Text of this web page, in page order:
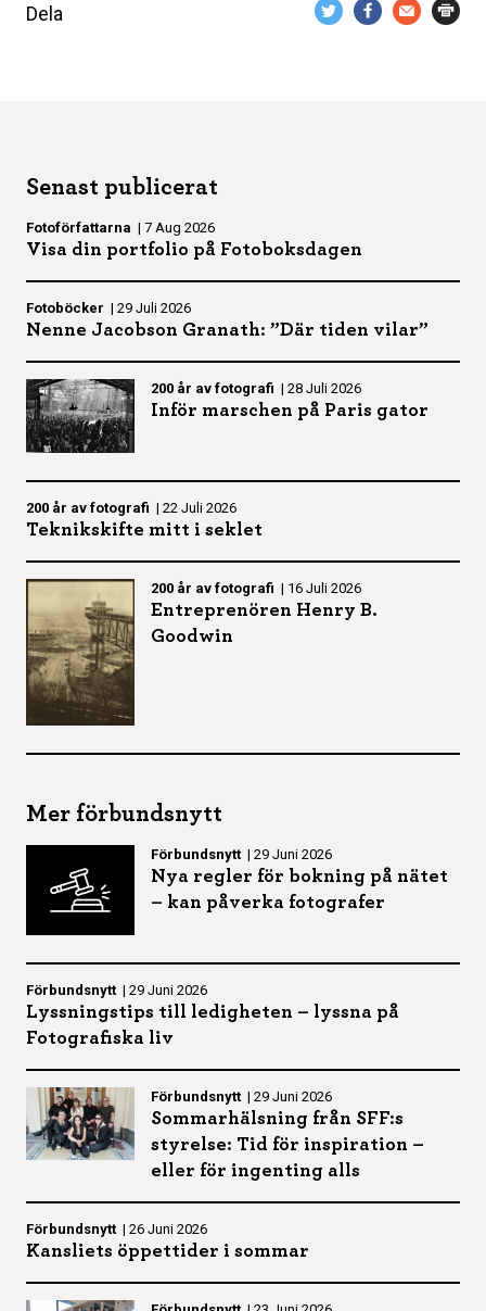
Dela
Senast publicerat
Fotoförfattarna | 7 Aug 2026
Visa din portfolio på Fotoboksdagen
Fotoböcker | 29 Juli 2026
Nenne Jacobson Granath: ”Där tiden vilar”
200 år av fotografi | 28 Juli 2026
Inför marschen på Paris gator
200 år av fotografi | 22 Juli 2026
Teknikskifte mitt i seklet
200 år av fotografi | 16 Juli 2026
Entreprenören Henry B.
Goodwin
Mer förbundsnytt
Förbundsnytt | 29 Juni 2026
Nya regler för bokning på nätet
– kan påverka fotografer
Förbundsnytt | 29 Juni 2026
Lyssningstips till ledigheten – lyssna på
Fotografiska liv
Förbundsnytt | 29 Juni 2026
Sommarhälsning från SFF:s
styrelse: Tid för inspiration –
eller för ingenting alls
Förbundsnytt | 26 Juni 2026
Kansliets öppettider i sommar